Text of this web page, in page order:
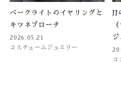
ベークライトのイヤリングと
キツネブローチ
2026.05.21
コスチュームジュエリー
JJ
ジ
コ